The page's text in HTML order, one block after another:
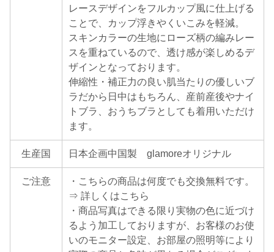
レースデザインをフルカップ風に仕上げる
ことで、カップ浮きやくいこみを軽減。
スキンカラーの生地にローズ柄の編みレー
スを重ねているので、透け感が楽しめるデ
ザインとなっております。
伸縮性・補正力の良い肌当たりの優しいブ
ラだから日中はもちろん、産前産後やナイ
トブラ、おうちブラとしても着用いただけ
ます。
生産国 日本企画中国製 glamoreオリジナル
ご注意
・こちらの商品は何度でも交換無料です。
⇒ 詳しくはこちら
・商品写真はできる限り実物の色に近づけ
るよう加工しておりますが、お客様のお使
いのモニター設定、お部屋の照明等により